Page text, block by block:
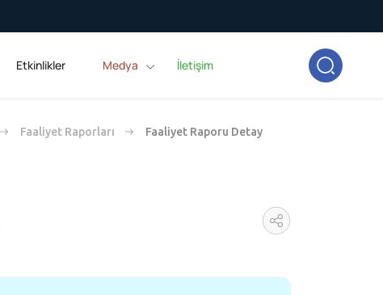
Etkinlikler Medya İletişim
Faaliyet Raporları Faaliyet Raporu Detay